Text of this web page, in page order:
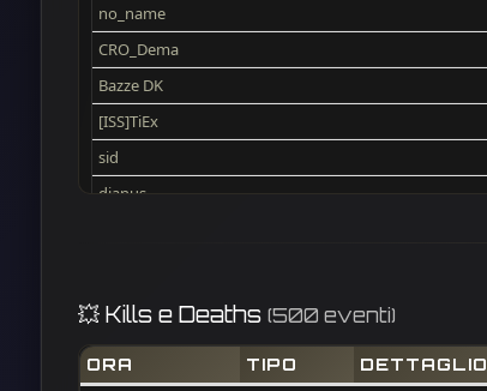
no_name
CRO_Dema
Bazze DK
[ISS]TiEx
sid
djanus
[ISS]GoldAim
Simo00
💥 Kills e Deaths (500 eventi)
ORA TIPO DETTAGLIO